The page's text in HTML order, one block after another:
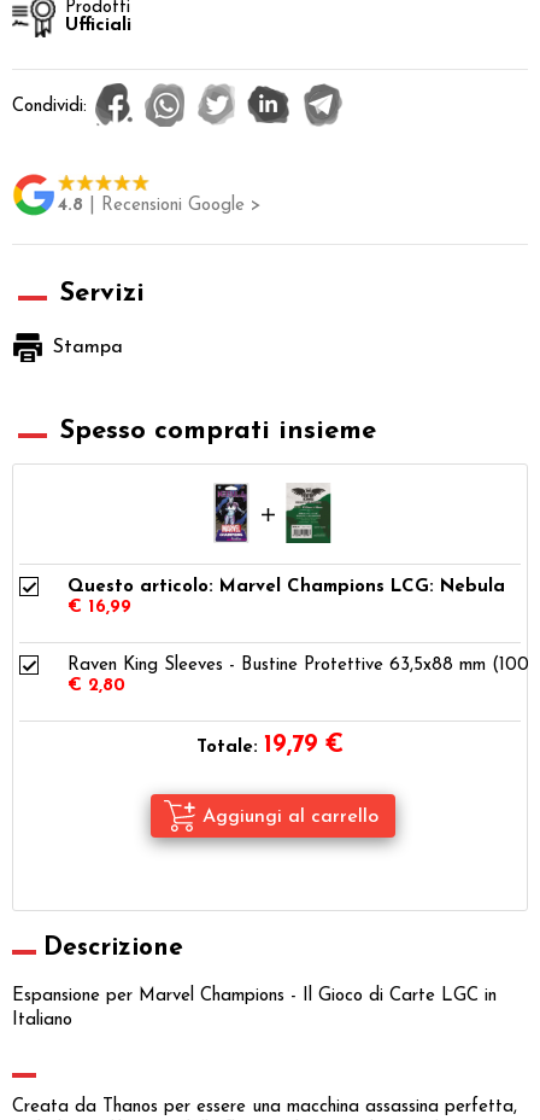
Prodotti
Ufficiali
Condividi:
4.8 | Recensioni Google >
Servizi
Stampa
Spesso comprati insieme
Questo articolo: Marvel Champions LCG: Nebula
€ 16,99
Raven King Sleeves - Bustine Protettive 63,5x88 mm (100)
€ 2,80
Totale: 19,79 €
Descrizione
Espansione per Marvel Champions - Il Gioco di Carte LGC in
Italiano
Creata da Thanos per essere una macchina assassina perfetta,